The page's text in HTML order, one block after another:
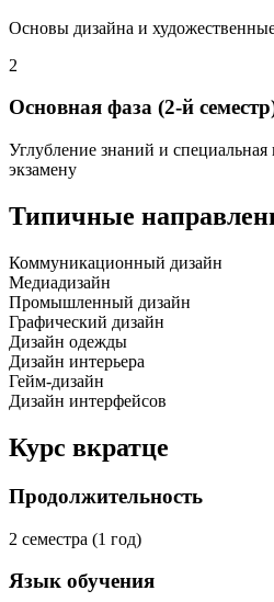
Основы дизайна и художественные
2
Основная фаза (2-й
Углубление знаний и специальная
экзамену
Типичные
Коммуникационный дизайн
Медиадизайн
Промышленный дизайн
Графический дизайн
Дизайн одежды
Дизайн интерьера
Гейм-дизайн
Дизайн интерфейсов
Курс вкратце
Продолжительность
2 семестра (1 год)
Язык обучения